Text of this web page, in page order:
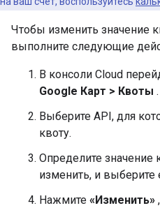
Чтобы изменить значение
выполните следующие
В консоли Cloud
Google Карт > Квоты .
Выберите API, для
квоту.
Определите значение
изменить, и
Нажмите «Изменить»